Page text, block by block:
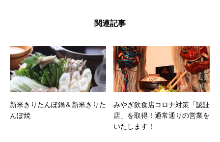
関連記事
新米きりたんぽ鍋＆新米きりた
んぽ焼
みやぎ飲食店コロナ対策「認証
店」を取得！通常通りの営業を
いたします！